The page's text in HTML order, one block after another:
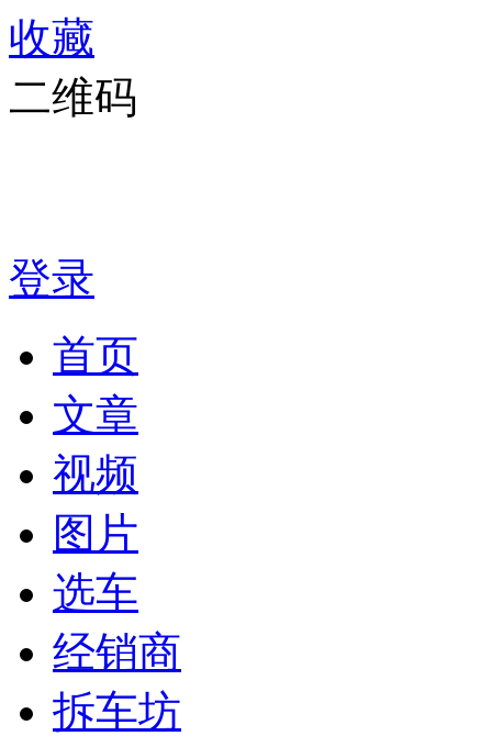
收藏
二维码
登录
首页
文章
视频
图片
选车
经销商
拆车坊